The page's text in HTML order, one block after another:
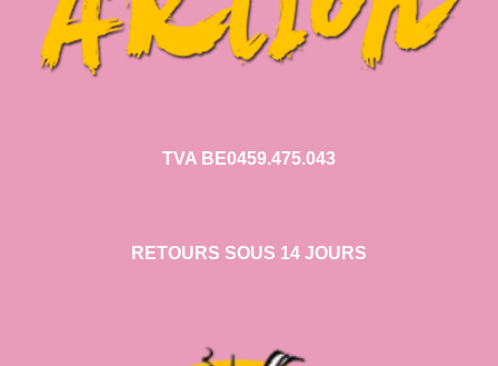
TVA BE0459.475.043
RETOURS SOUS 14 JOURS